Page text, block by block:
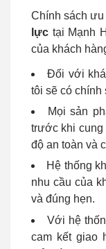
Chính sách
lực tại Mạnh
của khách
Đối với
tôi sẽ có chính
Mọi sản
trước khi cung
độ an toàn và
Hệ thống
nhu cầu của
và đúng hẹn.
Với hệ
cam kết giao